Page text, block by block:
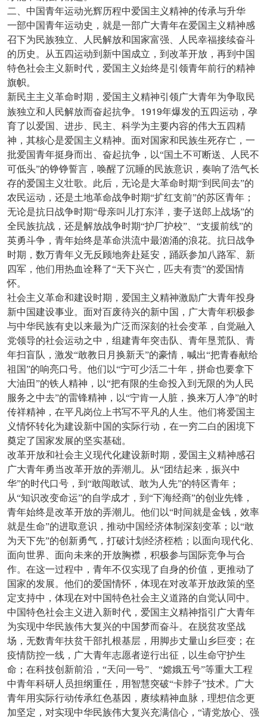
二、中国青年运动光辉历程中爱国主义精神的传承与升华
一部中国青年运动史，就是一部广大青年在爱国主义精神感
召下为民族独立、人民解放和国家富强、人民幸福接续奋斗
的历史。从五四运动到新中国成立，到改革开放，再到中国
特色社会主义新时代，爱国主义始终是引领青年前行的精神
旗帜。
新民主主义革命时期，爱国主义精神引领广大青年为争取民
族独立和人民解放而奋起抗争。 1919年爆发的五四运动，孕
育了以爱国、进步、民主、科学为主要内容的伟大五四精
神，其核心是爱国主义精神。面对国家和民族生死存亡，一
批爱国青年挺身而出、奋起抗争，以“国土不可断送、人民不
可低头”的铮铮誓言，唤醒了沉睡的民族意识，奏响了浩气长
存的爱国主义壮歌。此后，无论是大革命时期“到民间去”的
农民运动，还是土地革命战争时期“扩红支前”的苏区青年；
无论是抗日战争时期“母亲叫儿打东洋，妻子送郎上战场”的
全民族抗战，还是解放战争时期“护厂护校”、“支援前线”的
英勇斗争，青年始终是革命洪流中最汹涌的浪花。抗日战争
时期，数万青年义无反顾地奔赴延安，踊跃参加八路军、新
四军，他们用热血诠释了“天下兴亡，匹夫有责”的爱国情
怀。
社会主义革命和建设时期，爱国主义精神激励广大青年投身
新中国建设事业。面对百废待兴的新中国，广大青年积极参
与中华民族有史以来最为广泛而深刻的社会变革，自觉融入
党领导的社会运动之中，组建青年突击队、青年垦荒队、青
年扫盲队，激发“敢教日月换新天”的豪情，喊出“把青春献给
祖国”的响亮口号。他们以“宁可少活二十年，拼命也要拿下
大油田”的铁人精神，以“把有限的生命投入到无限的为人民
服务之中去”的雷锋精神，以“宁肯一人脏，换来万人净”的时
传祥精神，在平凡岗位上书写不平凡的人生。他们将爱国主
义情怀转化为建设新中国的实际行动，在一穷二白的困境下
奠定了国家发展的坚实基础。
改革开放和社会主义现代化建设新时期，爱国主义精神感召
广大青年勇当改革开放的弄潮儿。从“团结起来，振兴中
华”的时代口号，到“敢闯敢试、敢为人先”的特区青年；
从“知识改变命运”的自学成才，到“下海经商”的创业先锋，
青年始终是改革开放的弄潮儿。他们以“时间就是金钱，效率
就是生命”的进取意识，推动中国经济体制深刻变革；以“敢
为天下先”的创新勇气，打破计划经济桎梏；以面向现代化、
面向世界、面向未来的开放胸襟，积极参与国际竞争与合
作。在这一过程中，青年不仅实现了自身的价值，更推动了
国家的发展。他们的爱国情怀，体现在对改革开放政策的坚
定支持中，体现在对中国特色社会主义道路的自觉认同中。
中国特色社会主义进入新时代，爱国主义精神指引广大青年
为实现中华民族伟大复兴的中国梦而奋斗。在脱贫攻坚战
场，无数青年扶贫干部扎根基层，用脚步丈量山乡巨变；在
疫情防控一线，广大青年志愿者逆行出征，以生命守护生
命；在科技创新前沿，“天问一号”、“嫦娥五号”等重大工程
中青年科研人员担纲重任，用智慧突破“卡脖子”技术。广大
青年用实际行动传承红色基因，赓续精神血脉，理想信念更
加坚定，对实现中华民族伟大复兴充满信心，“请党放心、强